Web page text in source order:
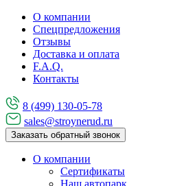
О компании
Спецпредложения
Отзывы
Доставка и оплата
F.A.Q.
Контакты
8 (499) 130-05-78
sales@stroynerud.ru
Заказать обратный звонок
О компании
Сертификаты
Наш автопарк